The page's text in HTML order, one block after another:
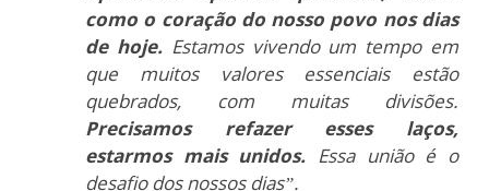
como o coração do nosso povo nos dias
de hoje.Estamos vivendo um tempo em
que muitos valores essenciais estão
quebrados, com muitas divisões.
Precisamos refazer esses laços,
estarmos mais unidos. Essa união é o
desafio dos nossos dias”.